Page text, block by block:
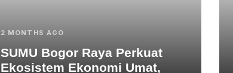
2 MONTHS AGO
SUMU Bogor Raya Perkuat
Ekosistem Ekonomi Umat,